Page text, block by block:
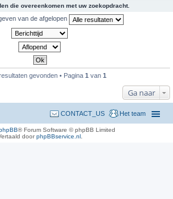
die overeenkomen met uw zoekopdracht.
van de afgelopen
gevonden • Pagina 1 van 1
Ga naar
Het team
CONTACT_US
® Forum Software © phpBB Limited
doorphpBBservice.nl.